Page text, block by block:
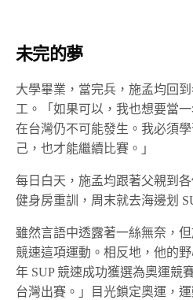
未完的夢
大學畢業，當完兵，施孟均回
工。「如果可以，我也想要當
在台灣仍不可能發生。我必須
己，也才能繼續比賽。」
每日白天，施孟均跟著父親到
健身房重訓，周末就去海邊划
雖然言語中透露著一絲無奈，
競速這項運動。相反地，他的
年 SUP 競速成功獲選為奧運競
台灣出賽。」目光鎖定奧運，